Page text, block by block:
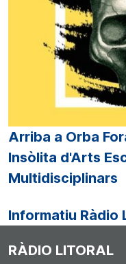
Arriba a Orba
Insòlita d'Arts
Multidisciplinars
Informatiu Ràdio
RÀDIO LITORAL